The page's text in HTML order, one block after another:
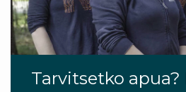
Tarvitsetko apua?